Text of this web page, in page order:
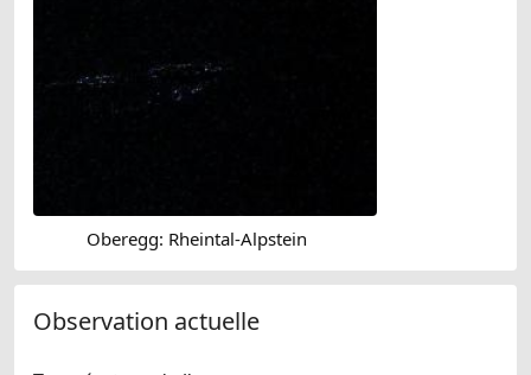
Oberegg: Rheintal-Alpstein
Observation actuelle